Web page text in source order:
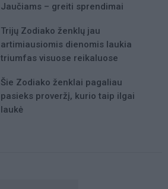
Jaučiams – greiti sprendimai
Trijų Zodiako ženklų jau
artimiausiomis dienomis laukia
triumfas visuose reikaluose
Šie Zodiako ženklai pagaliau
pasieks proveržį, kurio taip ilgai
laukė